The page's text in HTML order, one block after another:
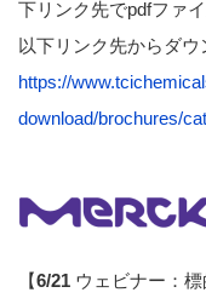
下リンク先でpdfファ
以下リンク先からダウ
https://
download/brochures/
【6/21 ウェビナー：標